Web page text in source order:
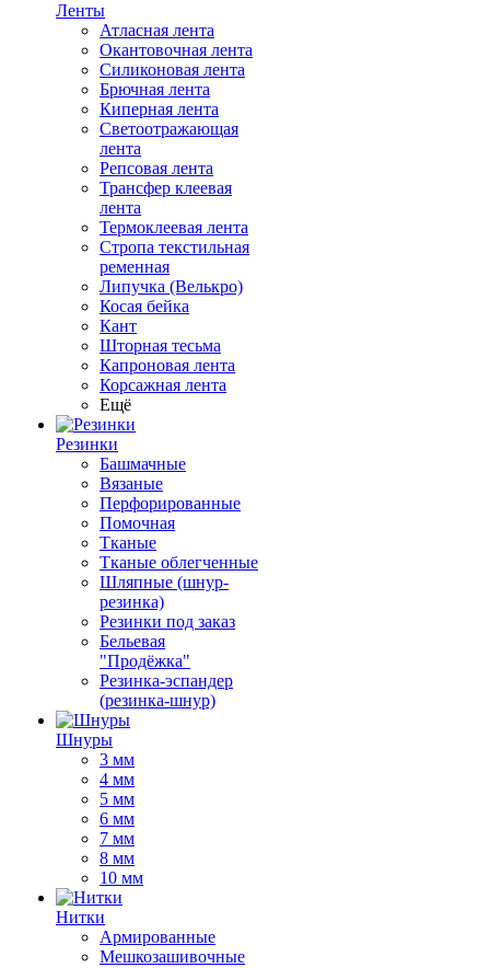
Ленты
Атласная лента
Окантовочная лента
Силиконовая лента
Брючная лента
Киперная лента
Светоотражающая
лента
Репсовая лента
Трансфер клеевая
лента
Термоклеевая лента
Стропа текстильная
ременная
Липучка (Велькро)
Косая бейка
Кант
Шторная тесьма
Капроновая лента
Корсажная лента
Ещё
Резинки
Башмачные
Вязаные
Перфорированные
Помочная
Тканые
Тканые облегченные
Шляпные (шнур-
резинка)
Резинки под заказ
Бельевая
"Продёжка"
Резинка-эспандер
(резинка-шнур)
Шнуры
3 мм
4 мм
5 мм
6 мм
7 мм
8 мм
10 мм
Нитки
Армированные
Мешкозашивочные